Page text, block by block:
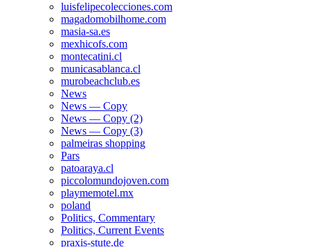
luisfelipecolecciones.com
magadomobilhome.com
masia-sa.es
mexhicofs.com
montecatini.cl
municasablanca.cl
murobeachclub.es
News
News — Copy
News — Copy (2)
News — Copy (3)
palmeiras shopping
Pars
patoaraya.cl
piccolomundojoven.com
playmemotel.mx
poland
Politics, Commentary
Politics, Current Events
praxis-stute.de